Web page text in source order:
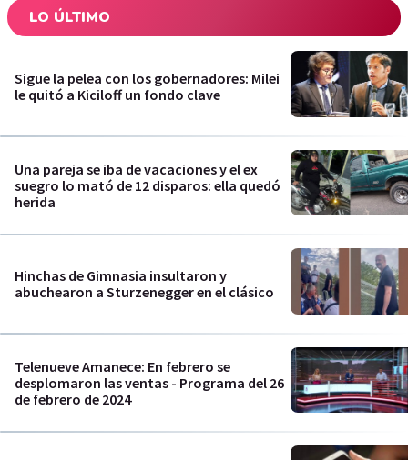
LO ÚLTIMO
Sigue la pelea con los gobernadores: Milei
le quitó a Kiciloff un fondo clave
Una pareja se iba de vacaciones y el ex
suegro lo mató de 12 disparos: ella quedó
herida
Hinchas de Gimnasia insultaron y
abuchearon a Sturzenegger en el clásico
Telenueve Amanece: En febrero se
desplomaron las ventas - Programa del 26
de febrero de 2024